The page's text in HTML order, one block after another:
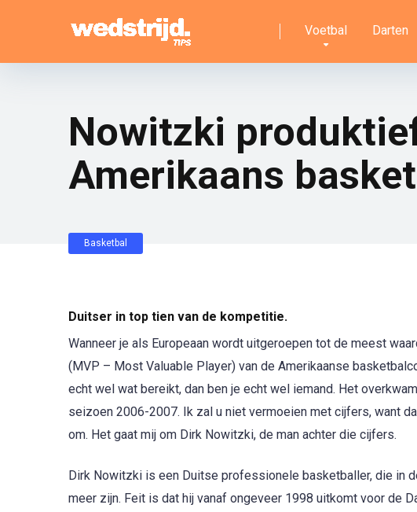
Voetbal Darten
Nowitzki
Amerikaans
Basketbal
Duitser in top tien van de kompetitie.
Wanneer je als Europeaan wordt uitgeroepen tot de meest
(MVP – Most Valuable Player) van de Amerikaanse
echt wel wat bereikt, dan ben je echt wel iemand. Het
seizoen 2006-2007. Ik zal u niet vermoeien met cijfers, want
om. Het gaat mij om Dirk Nowitzki, de man achter die cijfers.
Dirk Nowitzki is een Duitse professionele basketballer, die in
meer zijn. Feit is dat hij vanaf ongeveer 1998 uitkomt voor de